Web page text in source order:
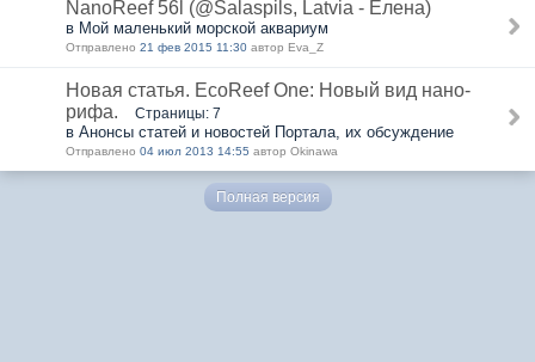
NanoReef 56l (@Salaspils, Latvia - Елена)
в Мой маленький морской аквариум
Отправлено 21 фев 2015 11:30 автор Eva_Z
Новая статья. EcoReef One: Новый вид нано-
рифа.
Страницы: 7
в Анонсы статей и новостей Портала, их обсуждение
Отправлено 04 июл 2013 14:55 автор Okinawa
Полная версия